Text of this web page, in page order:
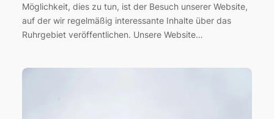
Möglichkeit, dies zu tun, ist der Besuch unserer Website,
auf der wir regelmäßig interessante Inhalte über das
Ruhrgebiet veröffentlichen. Unsere Website…